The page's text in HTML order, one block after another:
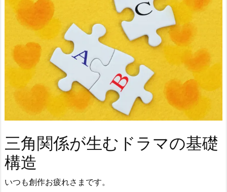
三角関係が生むドラマの基礎
構造
いつも創作お疲れさまです。